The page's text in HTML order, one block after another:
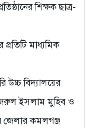
শিক্ষক ছাত্র-
মাধ্যমিক
উচ্চ বিদ্যালয়ের
ইসলাম মুহিব ও
জেলার কমলগঞ্জ